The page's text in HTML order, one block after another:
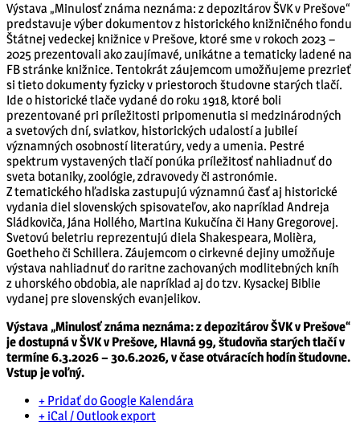
Výstava „Minulosť známa neznáma: z depozitárov ŠVK v Prešove“
predstavuje výber dokumentov z historického knižničného fondu
Štátnej vedeckej knižnice v Prešove, ktoré sme v rokoch 2023 –
2025 prezentovali ako zaujímavé, unikátne a tematicky ladené na
FB stránke knižnice. Tentokrát záujemcom umožňujeme prezrieť
si tieto dokumenty fyzicky v priestoroch študovne starých tlačí.
Ide o historické tlače vydané do roku 1918, ktoré boli
prezentované pri príležitosti pripomenutia si medzinárodných
a svetových dní, sviatkov, historických udalostí a jubileí
významných osobností literatúry, vedy a umenia. Pestré
spektrum vystavených tlačí ponúka príležitosť nahliadnuť do
sveta botaniky, zoológie, zdravovedy či astronómie.
Z tematického hľadiska zastupujú významnú časť aj historické
vydania diel slovenských spisovateľov, ako napríklad Andreja
Sládkoviča, Jána Hollého, Martina Kukučína či Hany Gregorovej.
Svetovú beletriu reprezentujú diela Shakespeara, Molièra,
Goetheho či Schillera. Záujemcom o cirkevné dejiny umožňuje
výstava nahliadnuť do raritne zachovaných modlitebných kníh
z uhorského obdobia, ale napríklad aj do tzv. Kysackej Biblie
vydanej pre slovenských evanjelikov.
Výstava „Minulosť známa neznáma: z depozitárov ŠVK v Prešove“
je dostupná v ŠVK v Prešove, Hlavná 99, študovňa starých tlačí v
termíne 6.3.2026 – 30.6.2026, v čase otváracích hodín študovne.
Vstup je voľný.
+ Pridať do Google Kalendára
+ iCal / Outlook export